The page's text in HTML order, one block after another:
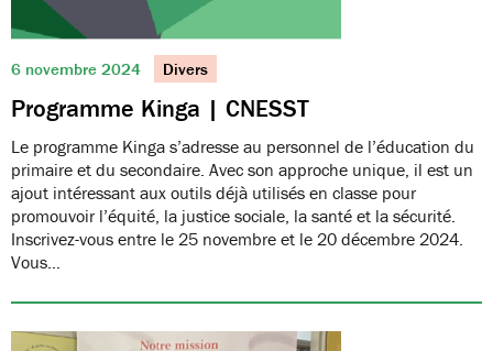
6 novembre 2024 Divers
Programme Kinga | CNESST
Le programme Kinga s’adresse au personnel de l’éducation du
primaire et du secondaire. Avec son approche unique, il est un
ajout intéressant aux outils déjà utilisés en classe pour
promouvoir l’équité, la justice sociale, la santé et la sécurité.
Inscrivez-vous entre le 25 novembre et le 20 décembre 2024.
Vous…